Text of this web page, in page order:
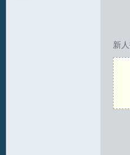
新